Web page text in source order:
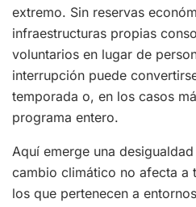
extremo. Sin reservas
infraestructuras propias
voluntarios en lugar de
interrupción puede
temporada o, en los casos
programa entero.
Aquí emerge una
cambio climático no afecta a
los que pertenecen a